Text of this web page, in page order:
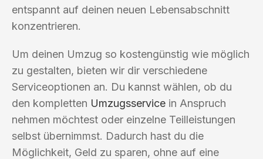
entspannt auf deinen neuen Lebensabschnitt
konzentrieren.
Um deinen Umzug so kostengünstig wie möglich
zu gestalten, bieten wir dir verschiedene
Serviceoptionen an. Du kannst wählen, ob du
den kompletten Umzugsservice in Anspruch
nehmen möchtest oder einzelne Teilleistungen
selbst übernimmst. Dadurch hast du die
Möglichkeit, Geld zu sparen, ohne auf eine